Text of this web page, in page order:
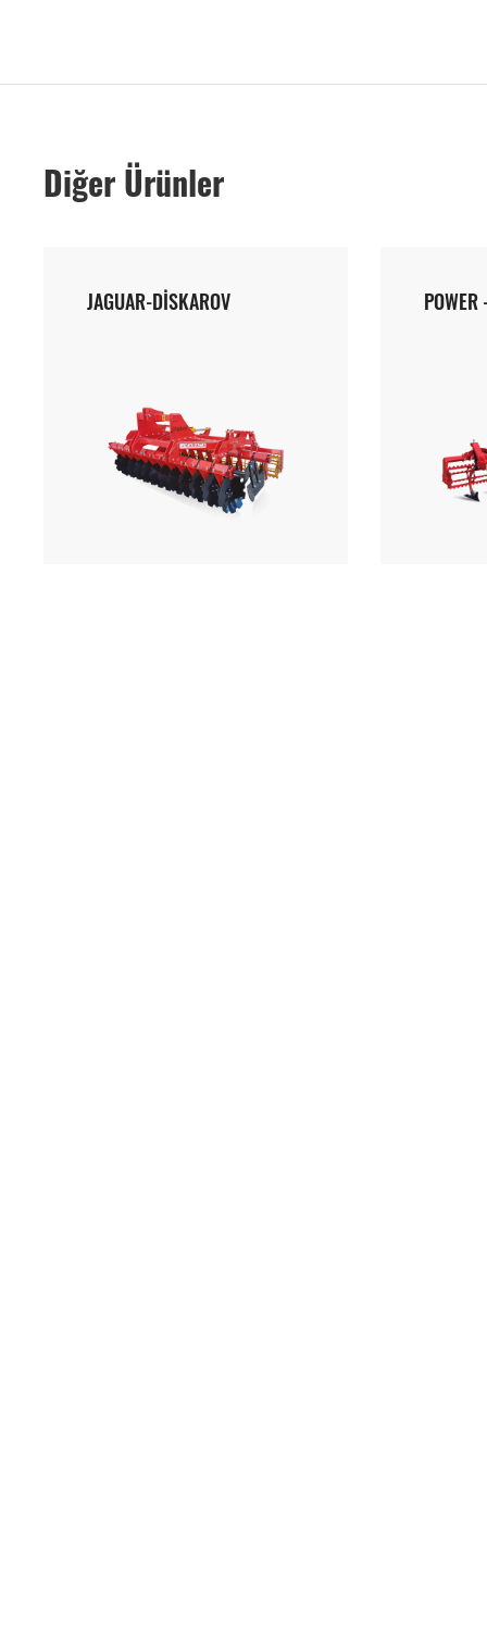
Diğer Ürünler
JAGUAR-DİSKAROV POWER